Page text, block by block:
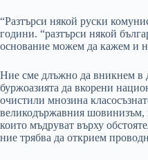
“Разтърси някой руски
години. “разтърси някой
основание можем да кажем и
Ние сме длъжно да вникнем в
буржоазията да вкорени
очистили мнозина
великодържавния шовинизъм,
които мъдруват върху
ние трябва да открием